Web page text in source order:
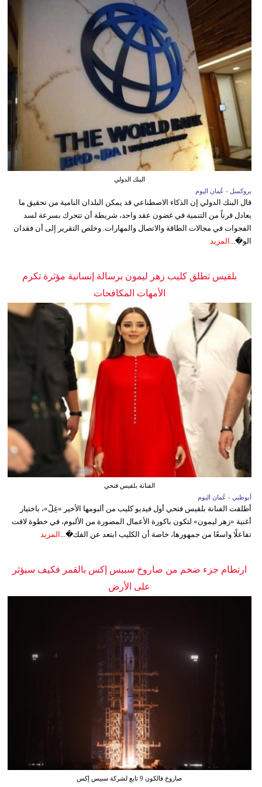
البنك الدولي
بروكسل - عُمان اليوم
قال البنك الدولي إن الذكاء الاصطناعي قد يمكن البلدان النامية من تحقيق ما
يعادل قرناً من التنمية في غضون عقد واحد، شريطة أن تتحرك بسرعة لسد
الفجوات في مجالات الطاقة والاتصال والمهارات. وخلص التقرير إلى أن فقدان
الو�...
المزيد
بلقيس تطلق كليب زهر ليمون برسالة إنسانية مؤثرة تكرم
الأمهات المكافحات
الفنانة بلقيس فتحي
أبوظبي - عُمان اليوم
أطلقت الفنانة بلقيس فتحي أول فيديو كليب من ألبومها الأخير «غِلّ»، باختيار
أغنية «زهر ليمون» لتكون باكورة الأعمال المصورة من الألبوم، في خطوة لاقت
تفاعلًا واسعًا من جمهورها، خاصة أن الكليب ابتعد عن الفك�... المزيد
ارتطام جزء ضخم من صاروخ سبيس إكس بالقمر فكيف سيؤثر
على الأرض
صاروخ فالكون 9 تابع لشركة سبيس إكس